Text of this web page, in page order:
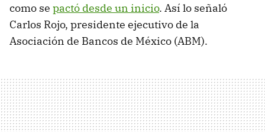
como se pactó desde un inicio. Así lo señaló
Carlos Rojo, presidente ejecutivo de la
Asociación de Bancos de México (ABM).